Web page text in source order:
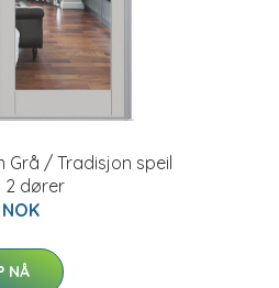
Grå / Tradisjon speil
2 dører
NÅ